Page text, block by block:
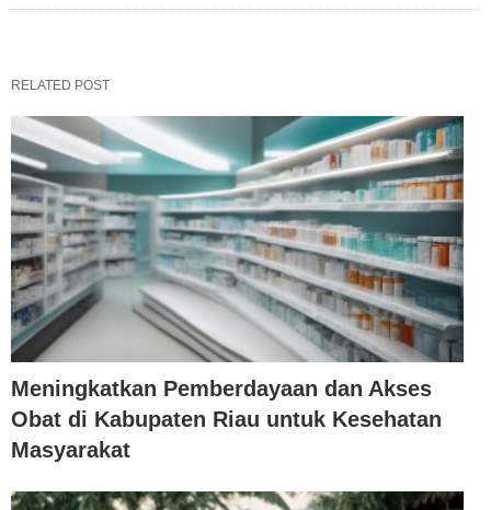
RELATED POST
Meningkatkan Pemberdayaan dan Akses
Obat di Kabupaten Riau untuk Kesehatan
Masyarakat